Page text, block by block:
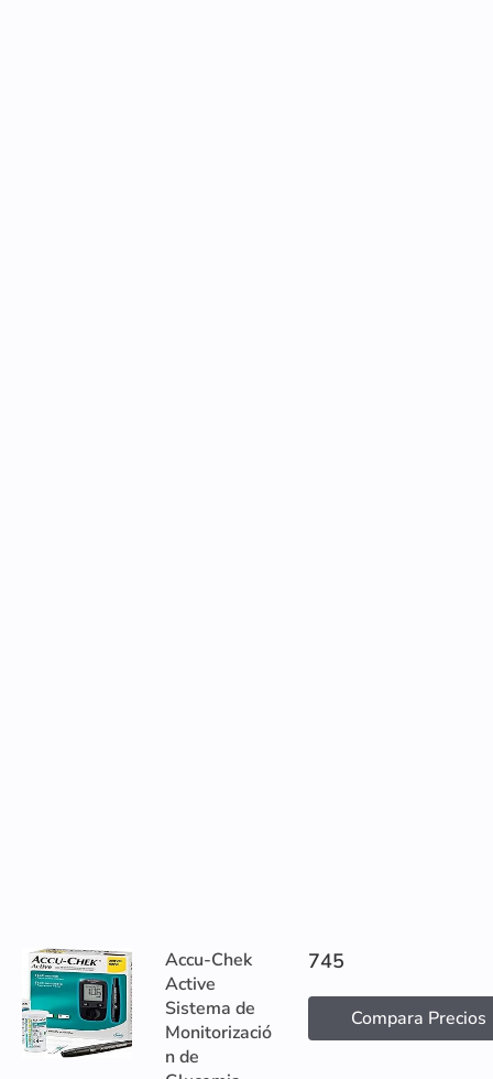
Accu-Chek
Active
Sistema de
Monitorizació
n de
745
Compara Precios